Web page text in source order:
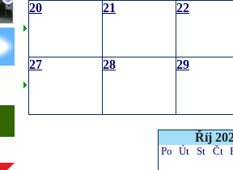
20 21 22
27 28 29
Říj
Po Út St Čt